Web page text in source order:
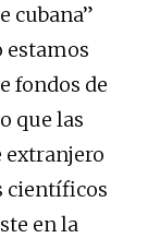
cubana”
estamos
fondos de
que las
extranjero
científicos
en la